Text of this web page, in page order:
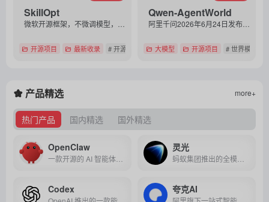
SkillOpt
开源项目 最新收录 # 开源框架
Qwen-AgentWorld
大模型 开源项目 # 世界模型
产品精选
热门产品 国内精选 国外精选
more+
OpenClaw 灵光
Codex 夸克AI